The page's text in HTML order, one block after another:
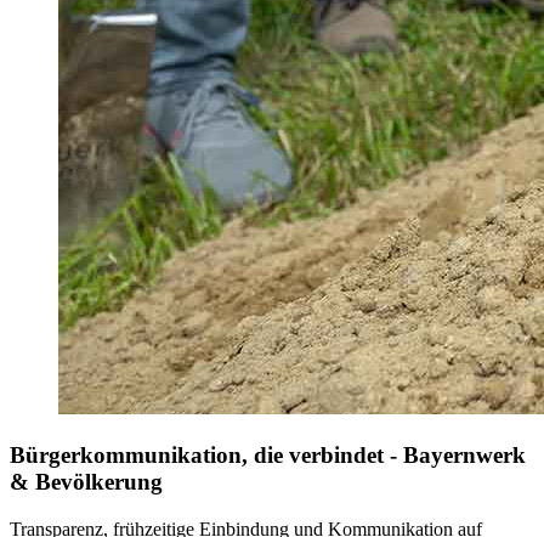
Bürgerkommunikation, die verbindet - Bayernwerk
& Bevölkerung
Transparenz, frühzeitige Einbindung und Kommunikation auf